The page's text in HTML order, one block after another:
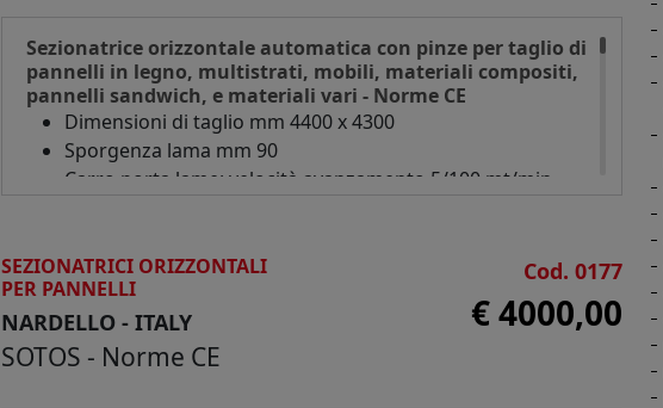
Sezionatrice orizzontale automatica con pinze per taglio di
pannelli in legno, multistrati, mobili, materiali compositi,
pannelli sandwich, e materiali vari - Norme CE
Dimensioni di taglio mm 4400 x 4300
Sporgenza lama mm 90
Carro porta lame: velocità avanzamento 5/100 mt/min -
Lama incisore diametro mm 180 - Motore Hp 2
Spintore: velocità avanzamento 1/25 mt/min - velocità
ritorno 60 mt/min
Carico frontale del pacco di pannelli e spintore con pinze
SEZIONATRICI ORIZZONTALI
PER PANNELLI
NARDELLO - ITALY
SOTOS - Norme CE
Cod. 0177
€ 4000,00